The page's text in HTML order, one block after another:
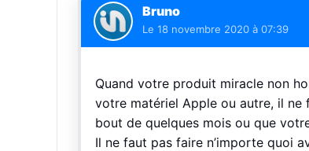
Bruno
Le 18 novembre 2020 à 07:39
Quand votre produit miracle non
votre matériel Apple ou autre, il ne
bout de quelques mois ou que
Il ne faut pas faire n’importe quoi